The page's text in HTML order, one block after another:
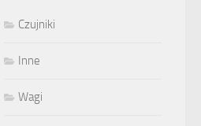
Czujniki
Inne
Wagi